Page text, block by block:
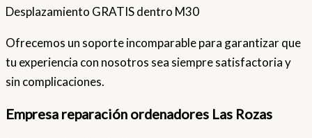
Desplazamiento GRATIS dentro M30
Ofrecemos un soporte incomparable para garantizar que
tu experiencia con nosotros sea siempre satisfactoria y
sin complicaciones.
Empresa reparación ordenadores Las Rozas